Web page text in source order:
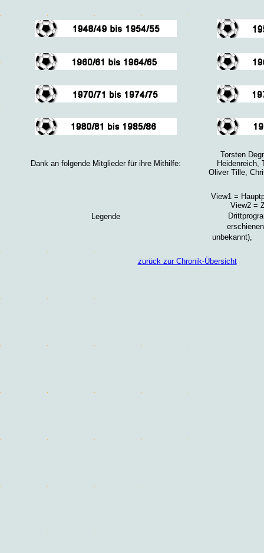
Dank an folgende Mitglieder für ihre Mithilfe:
Torsten
Heidenreich,
Oliver Tille,
Legende
View1 =
View2 =
unbekannt),
zurück zur Chronik-Übersicht